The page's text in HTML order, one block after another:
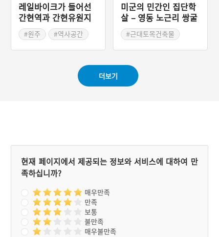
레일바이크가 들어선
간현역과 간현유원지
#원주
#역사공간
미군의 민간인 집단학
살 – 영동 노근리 쌍굴
다리
#근대토목건축물
더보기
현재 페이지에서 제공되는 정보와 서비스에 대하여 만
족하십니까?
매우만족
만족
보통
불만족
매우불만족